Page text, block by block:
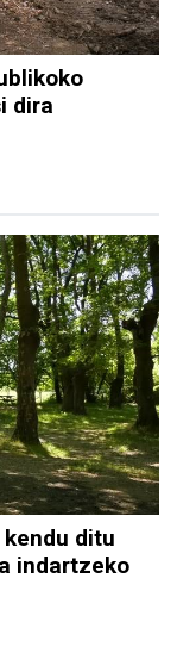
dira
ditu
indartzeko